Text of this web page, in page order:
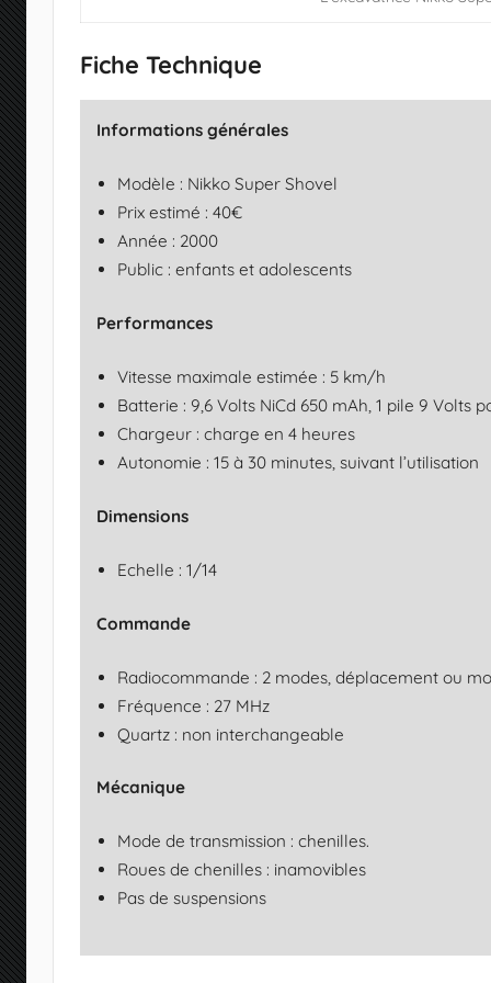
o
M
a
i
a
Fiche Technique
Informations générales
Modèle : Nikko Super Shovel
Prix estimé : 40€
Année : 2000
Public : enfants et adolescents
Performances
Vitesse maximale estimée : 5 km/h
Batterie : 9,6 Volts NiCd 650 mAh, 1 pile 9 Volts
Chargeur : charge en 4 heures
Autonomie : 15 à 30 minutes, suivant l’utilisation
Dimensions
Echelle : 1/14
Commande
Radiocommande : 2 modes, déplacement ou
Fréquence : 27 MHz
Quartz : non interchangeable
Mécanique
Mode de transmission : chenilles.
Roues de chenilles : inamovibles
Pas de suspensions